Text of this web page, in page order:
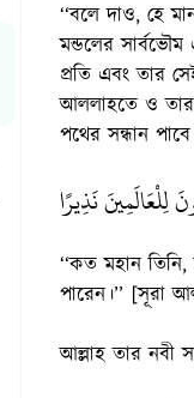
‘‘বলে দাও, হে
মন্ডলের
প্রতি এবং তার
আললাহতে ও তার
পথের সন্ধান
نَذِيرًا
‘‘কত মহান
পারেন।’’ [সূরা
আল্লাহ তার নবী